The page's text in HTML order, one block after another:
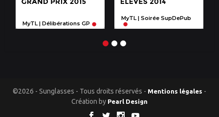
MyTL | Délibérations GP
MyTL | Soirée SupDePub
©2026 - Sunglasses - Tous droits réservés - Mentions légales -
Création by Pearl Design